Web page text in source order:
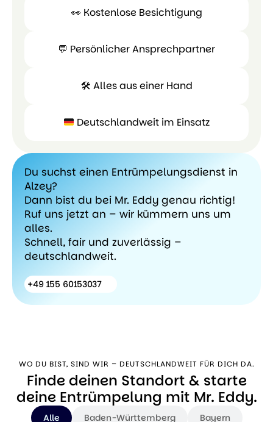
Übergabe
Entsorgung
👀 Kostenlose Besichtigung
💬 Persönlicher Ansprechpartner
🛠 Alles aus einer Hand
Alles
einer
Hand
Deutschlandweit im Einsatz
Du suchst einen Entrümpelungsdienst in
Alzey?
Dann bist du bei Mr. Eddy genau richtig!
Ruf uns jetzt an – wir kümmern uns um
alles.
Schnell, fair und zuverlässig –
deutschlandweit.
+49 155 60153037
WO DU BIST, SIND WIR – DEUTSCHLANDWEIT FÜR DICH DA.
Finde deinen Standort & starte
deine Entrümpelung mit Mr. Eddy.
Baden-Württemberg Bayern
Alle